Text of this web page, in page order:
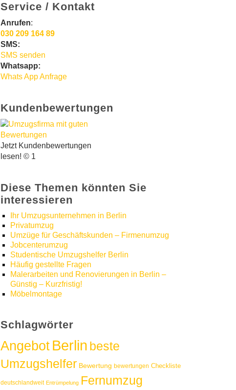
Service / Kontakt
Anrufen:
030 209 164 89
SMS:
SMS senden
Whatsapp:
Whats App Anfrage
Kundenbewertungen
Jetzt Kundenbewertungen
lesen! © 1
Diese Themen könnten Sie
interessieren
Ihr Umzugsunternehmen in Berlin
Privatumzug
Umzüge für Geschäftskunden – Firmenumzug
Jobcenterumzug
Studentische Umzugshelfer Berlin
Häufig gestellte Fragen
Malerarbeiten und Renovierungen in Berlin –
Günstig – Kurzfristig!
Möbelmontage
Schlagwörter
AngebotBerlin beste
Umzugshelfer Bewertung bewertungen Checkliste
deutschlandweit Entrümpelung Fernumzug